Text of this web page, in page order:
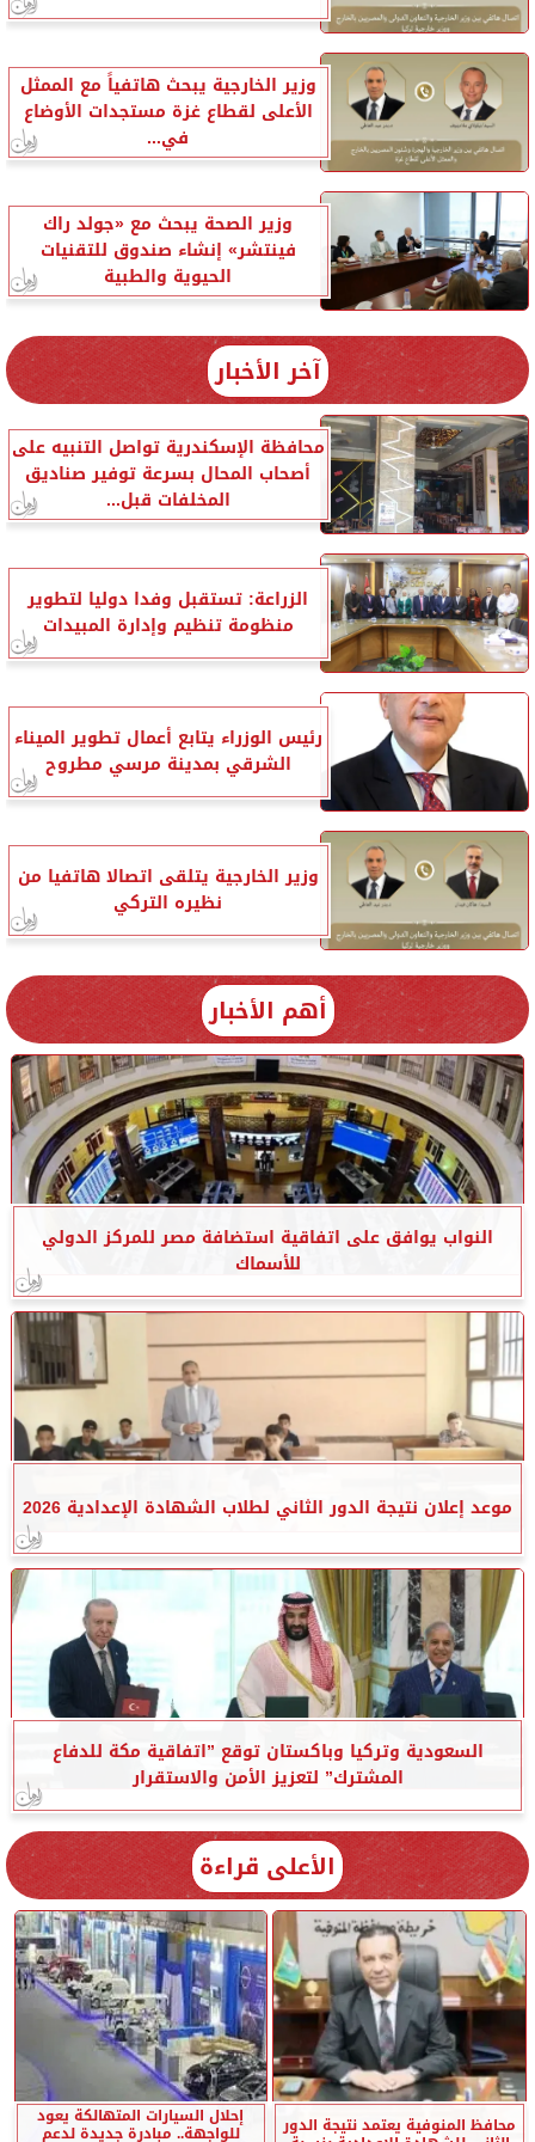
وزير الخارجية يبحث هاتفياً مع الممثل
الأعلى لقطاع غزة مستجدات الأوضاع
في...
وزير الصحة يبحث مع «جولد راك
فينتشر» إنشاء صندوق للتقنيات
الحيوية والطبية
آخر الأخبار
محافظة الإسكندرية تواصل التنبيه على
أصحاب المحال بسرعة توفير صناديق
المخلفات قبل...
الزراعة: تستقبل وفدا دوليا لتطوير
منظومة تنظيم وإدارة المبيدات
رئيس الوزراء يتابع أعمال تطوير الميناء
الشرقي بمدينة مرسي مطروح
وزير الخارجية يتلقى اتصالا هاتفيا من
نظيره التركي
أهم الأخبار
النواب يوافق على اتفاقية استضافة مصر للمركز الدولي
للأسماك
موعد إعلان نتيجة الدور الثاني لطلاب الشهادة الإعدادية 2026
السعودية وتركيا وباكستان توقع ”اتفاقية مكة للدفاع
المشترك” لتعزيز الأمن والاستقرار
الأعلى قراءة
محافظ المنوفية يعتمد نتيجة الدور إحلال السيارات المتهالكة يعود
للواجهة.. مبادرة جديدة لدعم